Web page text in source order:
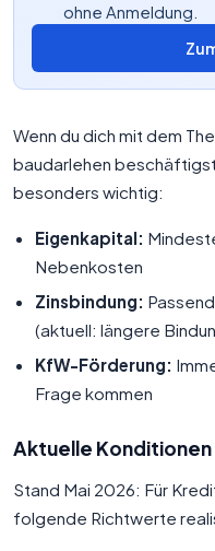
ohne Anmeldung.
Wenn du dich mit dem
baudarlehen
besonders wichtig:
Eigenkapital:
Nebenkosten
Zinsbindung:
(aktuell: längere
KfW-Förderung:
Frage kommen
Aktuelle Konditionen
Stand Mai 2026: Für
folgende Richtwerte